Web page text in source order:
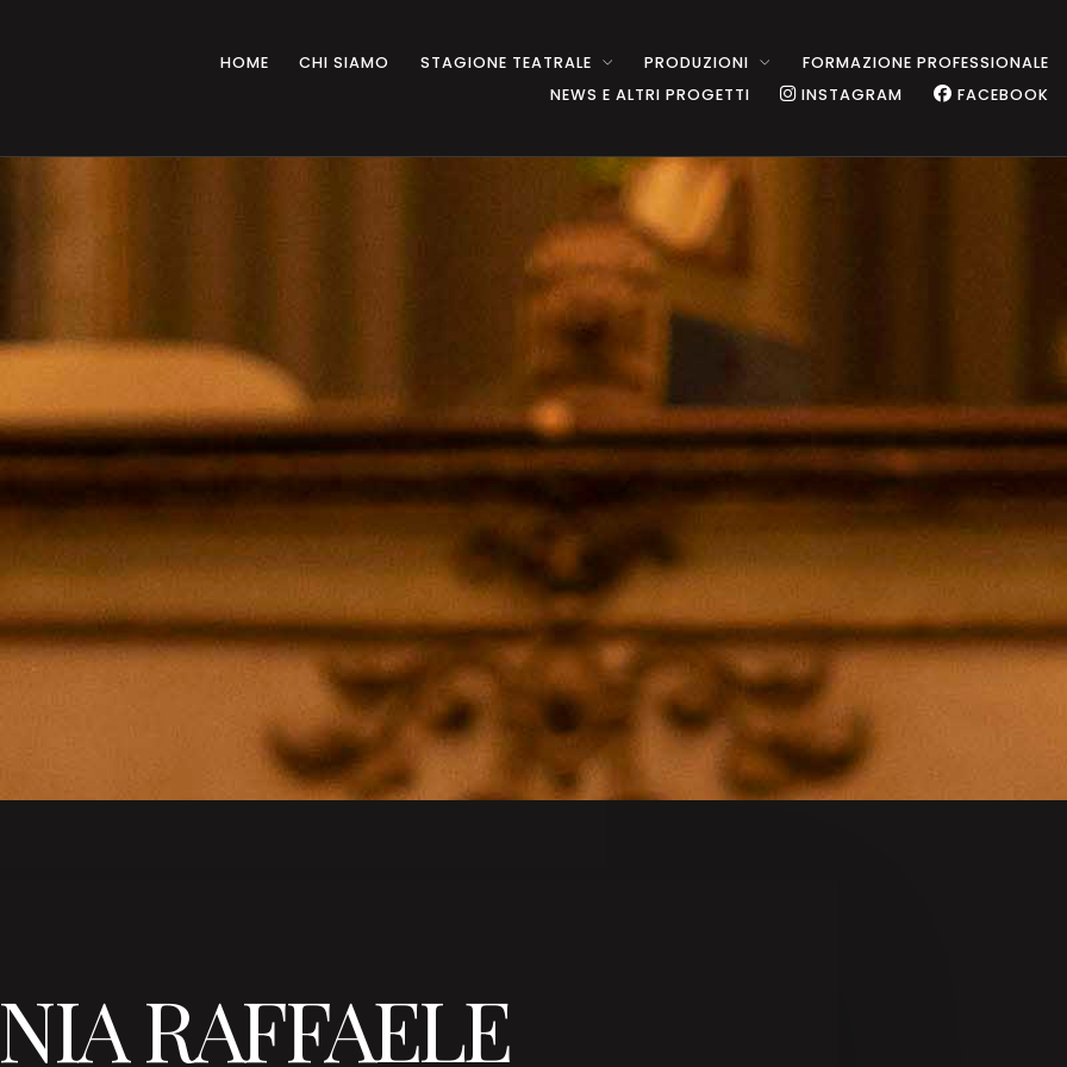
HOME CHI SIAMO STAGIONE TEATRALE PRODUZIONI
FORMAZIONE PROFESSIONALE
NEWS E ALTRI PROGETTI
INSTAGRAM FACEBOOK
RAFFAELE